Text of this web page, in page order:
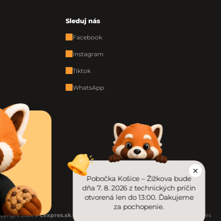
Pobočka Košice – Žižkova bude
dňa 7. 8. 2026 z technických príčin
otvorená len do 13:00. Ďakujeme
za pochopenie.
Sleduj nás
Facebook
Instagram
Tiktok
WhatsApp
2026PCexpres.sk. Všetky práva vyhradené. Upraviť nastavenie cookies